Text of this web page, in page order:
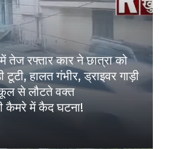
तेज रफ्तार कार ने छात्रा को
टूटी, हालत गंभीर, ड्राइवर गाड़ी
से लौटते वक्त
कैमरे में कैद घटना!